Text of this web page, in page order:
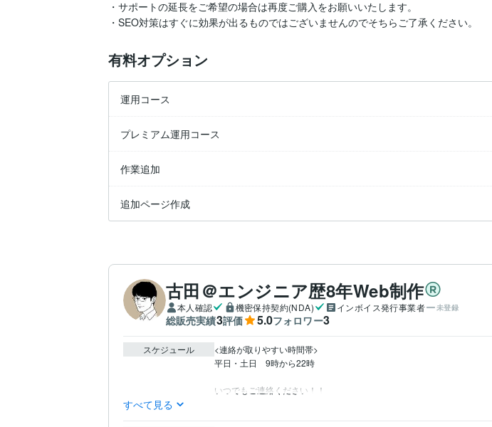
・サポートの延長をご希望の場合は再度ご購入をお願いいたします。
・SEO対策はすぐに効果が出るものではございませんのでそちらご了承ください。
有料オプション
運用コース
プレミアム運用コース
作業追加
追加ページ作成
古田＠エンジニア歴8年Web制作
本人確認 機密保持契約(NDA) インボイス発行事業者 未登録
総販売実績3評価 5.0フォロワー3
スケジュール
<連絡が取りやすい時間帯>
平日・土日　9時から22時
いつでもご連絡ください！！
すべて見る